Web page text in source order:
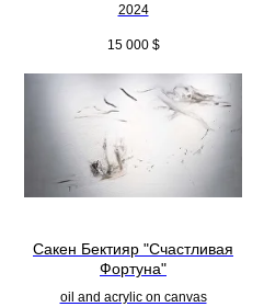
2024
15 000 $
Сакен Бектияр "Счастливая
Фортуна"
oil and acrylic on canvas